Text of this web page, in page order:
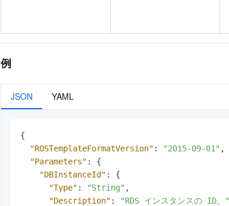
例
JSON YAML
{
"ROSTemplateFormatVersion" : "2015-09-01" ,
"Parameters" :
{
"DBInstanceId" :
{
"Type" : "String" ,
"Description" : "RDS インスタンスの ID。"